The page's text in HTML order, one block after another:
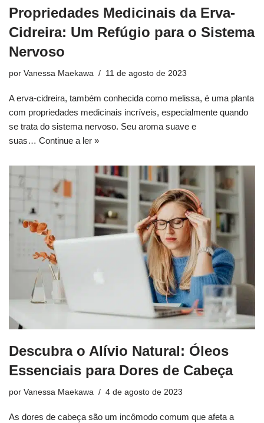
Propriedades Medicinais da Erva-
Cidreira: Um Refúgio para o Sistema
Nervoso
por Vanessa Maekawa 11 de agosto de 2023
A erva-cidreira, também conhecida como melissa, é uma planta
com propriedades medicinais incríveis, especialmente quando
se trata do sistema nervoso. Seu aroma suave e
suas… Continue a ler »
Descubra o Alívio Natural: Óleos
Essenciais para Dores de Cabeça
por Vanessa Maekawa 4 de agosto de 2023
As dores de cabeça são um incômodo comum que afeta a